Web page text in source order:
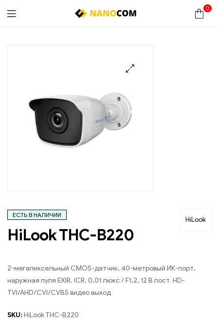
0
HiLook
ЕСТЬ В НАЛИЧИИ
HiLook THC-B220
2-мегапиксельный CMOS-датчик, 40-метровый ИК-порт,
наружная пуля EXIR, ICR, 0,01 люкс / F1,2, 12 В пост. HD-
TVI/AHD/CVI/CVBS видео выход
SKU: HiLook THC-B220